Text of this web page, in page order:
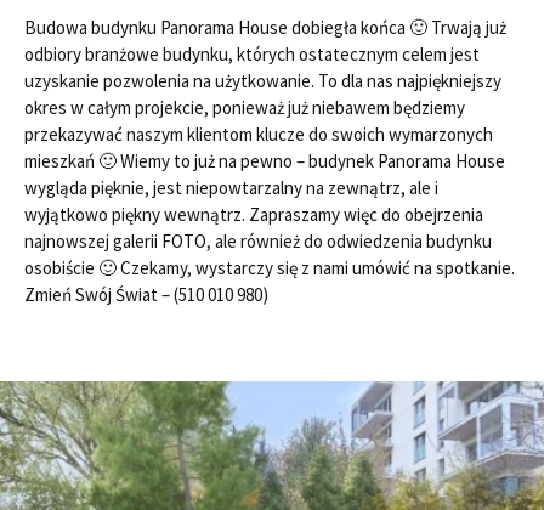
Budowa budynku Panorama House dobiegła końca 🙂 Trwają już
odbiory branżowe budynku, których ostatecznym celem jest
uzyskanie pozwolenia na użytkowanie. To dla nas najpiękniejszy
okres w całym projekcie, ponieważ już niebawem będziemy
przekazywać naszym klientom klucze do swoich wymarzonych
mieszkań 🙂 Wiemy to już na pewno – budynek Panorama House
wygląda pięknie, jest niepowtarzalny na zewnątrz, ale i
wyjątkowo piękny wewnątrz. Zapraszamy więc do obejrzenia
najnowszej galerii FOTO, ale również do odwiedzenia budynku
osobiście 🙂 Czekamy, wystarczy się z nami umówić na spotkanie.
Zmień Swój Świat – (510 010 980)